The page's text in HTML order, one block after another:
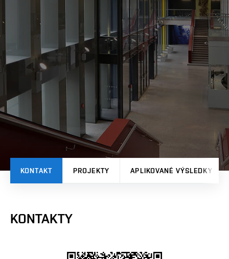
KONTAKT PROJEKTY APLIKOVANÉ VÝSLEDKY
KONTAKTY